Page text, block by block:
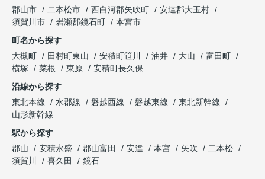
郡山市
二本松市 西白河郡矢吹町
安達郡大玉村
須賀川市
岩瀬郡鏡石町
本宮市
町名から探す
大槻町
田村町東山 安積町笹川 油井 大山
富田町
横塚
菜根 東原
安積町長久保
沿線から探す
東北本線
水郡線 磐越西線 磐越東線
東北新幹線
山形新幹線
駅から探す
郡山
安積永盛 郡山富田 安達 本宮 矢吹
二本松
須賀川
喜久田 鏡石